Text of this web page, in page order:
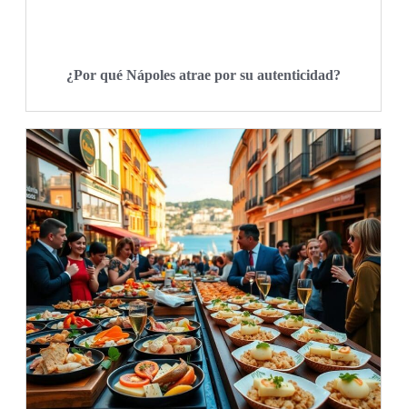
¿Por qué Nápoles atrae por su autenticidad?